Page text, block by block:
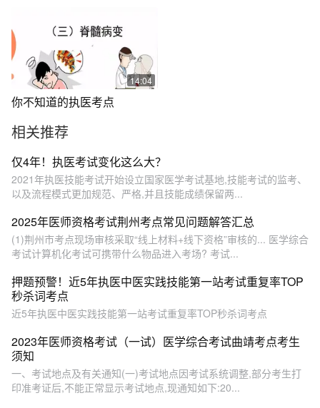
14:04
你不知道的执医考点
相关推荐
仅4年！执医考试变化这么大？
2021年执医技能考试开始设立国家医学考试基地,技能考试的监考、
以及流程模式更加规范、严格,并且技能成绩保留两...
2025年医师资格考试荆州考点常见问题解答汇总
(1)荆州市考点现场审核采取“线上材料+线下资格”审核的... 医学综合
考试计算机化考试可携带什么物品进入考场? 考试...
押题预警！近5年执医中医实践技能第一站考试重复率TOP
秒杀词考点
近5年执医中医实践技能第一站考试重复率TOP秒杀词考点
2023年医师资格考试（一试）医学综合考试曲靖考点考生
须知
一、考试地点及有关通知(一)考试地点因考试系统调整,部分考生打
印准考证后,不能正常显示考试地点,现通知如下:20...